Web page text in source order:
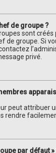
de groupe ?
sont
de groupe. Si
privé.
peut attribuer
rendre
par défaut »